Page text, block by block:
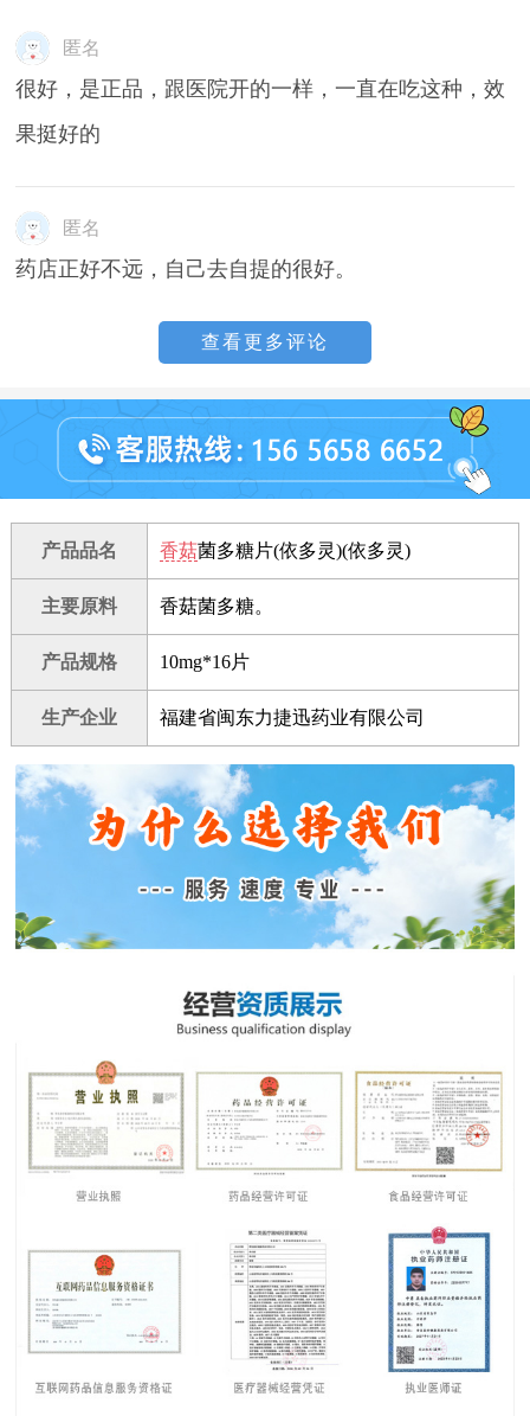
匿名
很好，是正品，跟医院开的一样，一直在吃这种，效
果挺好的
匿名
药店正好不远，自己去自提的很好。
查看更多评论
产品品名 香菇菌多糖片(依多灵)(依多灵)
主要原料 香菇菌多糖。
产品规格 10mg*16片
生产企业 福建省闽东力捷迅药业有限公司